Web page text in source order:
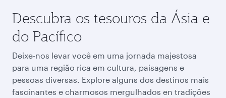
Descubra os tesouros da Ásia e
do Pacífico
Deixe-nos levar você em uma jornada majestosa
para uma região rica em cultura, paisagens e
pessoas diversas. Explore alguns dos destinos mais
fascinantes e charmosos mergulhados en tradições